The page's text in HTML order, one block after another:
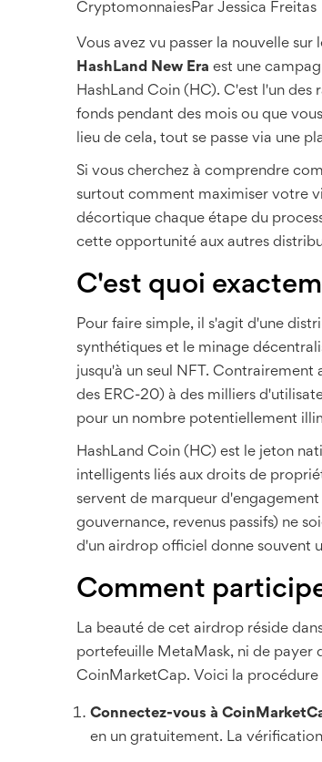
CryptomonnaiesPar Jessica Freitas
Vous avez vu passer la nouvelle
HashLand New Era est une
HashLand Coin (HC). C'est l'un des
fonds pendant des mois ou que
lieu de cela, tout se passe via une
Si vous cherchez à comprendre
surtout comment maximiser votre
décortique chaque étape du
cette opportunité aux autres
C'est quoi
Pour faire simple, il s'agit d'une
synthétiques et le minage
jusqu'à un seul NFT.
des ERC-20) à des milliers
pour un nombre potentiellement
HashLand Coin (HC) est le jeton
intelligents liés aux droits de
servent de marqueur
gouvernance, revenus passifs) ne
d'un airdrop officiel donne souvent
Comment
La beauté de cet airdrop réside
portefeuille MetaMask, ni de payer
CoinMarketCap. Voici la procédure
Connectez-vous à
en un gratuitement. La